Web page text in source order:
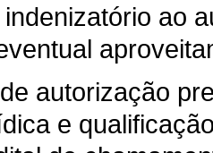
ao
autorização
e